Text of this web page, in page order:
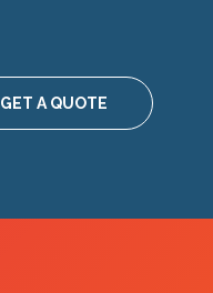
GET A QUOTE